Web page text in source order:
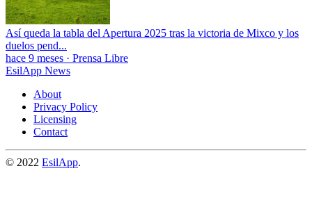
Así queda la tabla del Apertura 2025 tras la victoria de Mixco y los
duelos pend...
hace 9 meses · Prensa Libre
EsilApp News
About
Privacy Policy
Licensing
Contact
© 2022 EsilApp.